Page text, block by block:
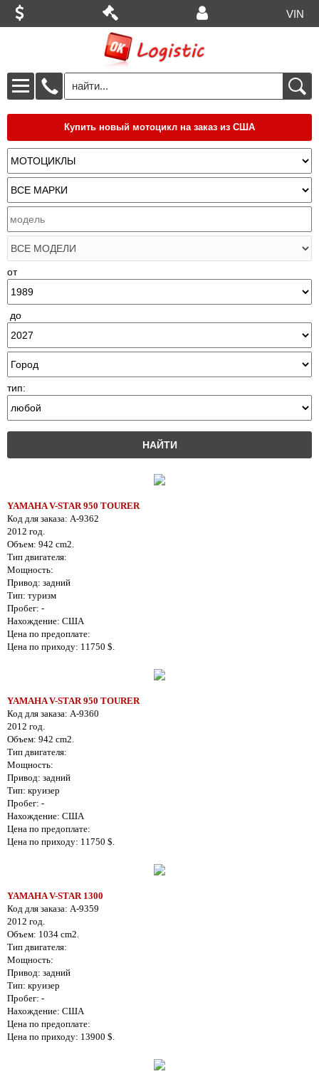
VIN
Купить новый мотоцикл на заказ из США
от
до
тип:
YAMAHA V-STAR 950 TOURER
Код для заказа: A-9362
2012 год.
Объем: 942 cm2.
Тип двигателя:
Мощность:
Привод: задний
Тип: туризм
Пробег: -
Нахождение: США
Цена по предоплате:
Цена по приходу: 11750 $.
YAMAHA V-STAR 950 TOURER
Код для заказа: A-9360
2012 год.
Объем: 942 cm2.
Тип двигателя:
Мощность:
Привод: задний
Тип: круизер
Пробег: -
Нахождение: США
Цена по предоплате:
Цена по приходу: 11750 $.
YAMAHA V-STAR 1300
Код для заказа: A-9359
2012 год.
Объем: 1034 cm2.
Тип двигателя:
Мощность:
Привод: задний
Тип: круизер
Пробег: -
Нахождение: США
Цена по предоплате:
Цена по приходу: 13900 $.